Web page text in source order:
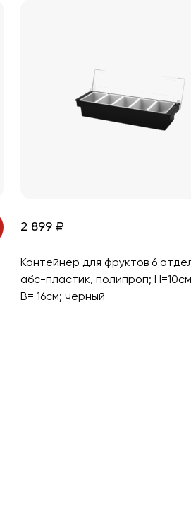
2 899 ₽
Контейнер для фруктов 6
абс-пластик, полипроп;
B= 16см; черный